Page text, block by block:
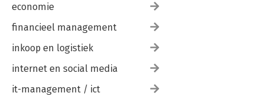
economie
financieel management
inkoop en logistiek
internet en social media
it-management / ict